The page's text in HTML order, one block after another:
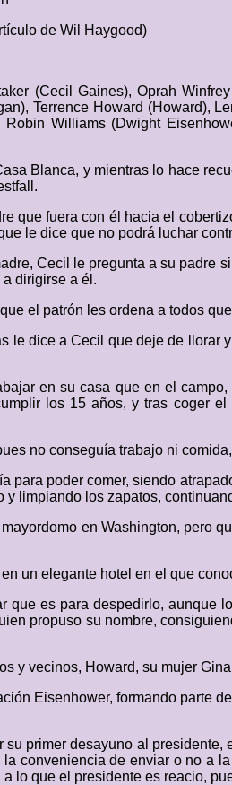
de Wil Haygood)
(Cecil Gaines), Oprah
Terrence Howard (Howard),
Williams (Dwight
Blanca, y mientras lo hace
que fuera con él hacia el
le dice que no podrá luchar
Cecil le pregunta a su padre
dirigirse a él.
el patrón les ordena a todos
le dice a Cecil que deje de
en su casa que en el
los 15 años, y tras coger
no conseguía trabajo ni
para poder comer, siendo
limpiando los zapatos,
en Washington, pero
un elegante hotel en el que
es para despedirlo, aunque
propuso su nombre,
y vecinos, Howard, su mujer
Eisenhower, formando parte
primer desayuno al
conveniencia de enviar o no a
lo que el presidente es reacio,